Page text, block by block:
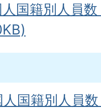
国籍別人員
国籍別人員